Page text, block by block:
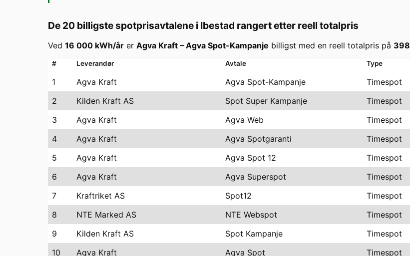
De 20 billigste spotprisavtalene i Ibestad rangert etter reell totalpris
Ved 16 000 kWh/år er Agva Kraft – Agva Spot-Kampanje billigst med en reell totalpris på 398
# Leverandør Avtale Type
1 Agva Kraft Agva Spot-Kampanje Timespot
2
Kilden Kraft AS Spot Super Kampanje Timespot
3
Agva Kraft Agva Web Timespot
4
Agva Kraft Agva Spotgaranti Timespot
5
Agva Kraft Agva Spot 12 Timespot
6
Agva Kraft Agva Superspot Timespot
7
Kraftriket AS Spot12 Timespot
8
NTE Marked AS NTE Webspot Timespot
9
Kilden Kraft AS Spot Kampanje Timespot
10
Agva Kraft Agva Spot Timespot